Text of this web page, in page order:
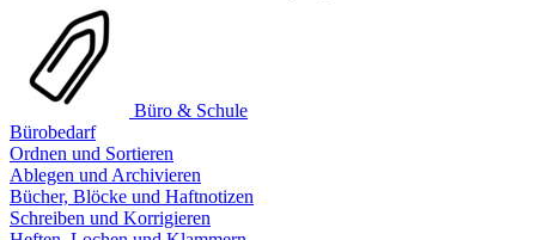
Büro & Schule
Bürobedarf
Ordnen und Sortieren
Ablegen und Archivieren
Bücher, Blöcke und Haftnotizen
Schreiben und Korrigieren